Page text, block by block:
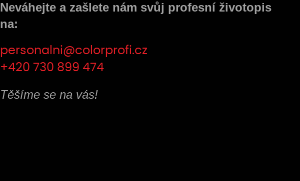
Neváhejte a zašlete nám svůj profesní životopis
na:
personalni@colorprofi.cz
+420 730 899 474
Těšíme se na vás!